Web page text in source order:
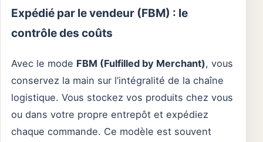
Expédié par le vendeur (FBM) : le
contrôle des coûts
Avec le mode FBM (Fulfilled by Merchant), vous
conservez la main sur l’intégralité de la chaîne
logistique. Vous stockez vos produits chez vous
ou dans votre propre entrepôt et expédiez
chaque commande. Ce modèle est souvent